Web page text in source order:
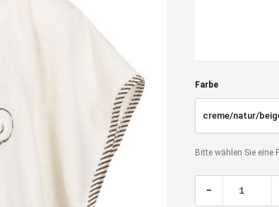
Farbe
creme/natur/
Bitte wählen Sie eine
−